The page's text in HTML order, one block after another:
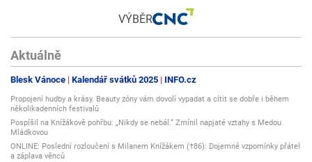
VÝBĚR
Aktuálně
Blesk Vánoce Kalendář svátků 2025 INFO.cz
Propojení hudby a krásy. Beauty zóny vám dovolí vypadat a cítit se dobře i během
několikadenních festivalů
Pospíšil na Knížákově pohřbu: „Nikdy se nebál.“ Zmínil napjaté vztahy s Medou
Mládkovou
ONLINE: Poslední rozloučení s Milanem Knížákem (†86): Dojemné vzpomínky přátel
a záplava věnců